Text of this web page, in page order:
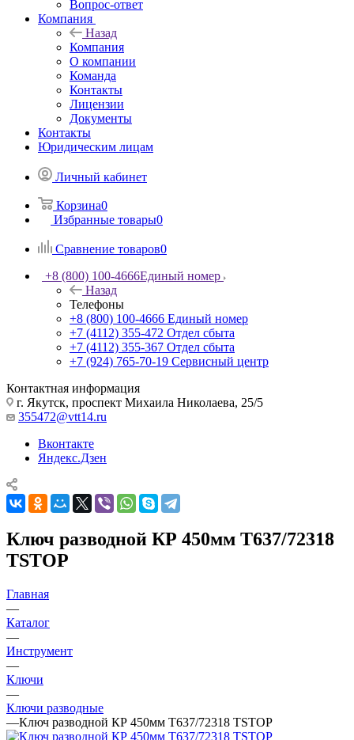
Вопрос-ответ
Компания
Назад
Компания
О компании
Команда
Контакты
Лицензии
Документы
Контакты
Юридическим лицам
Личный кабинет
Корзина0
Избранные товары0
Сравнение товаров0
+8 (800) 100-4666Единый номер
Назад
Телефоны
+8 (800) 100-4666 Единый номер
+7 (4112) 355-472 Отдел сбыта
+7 (4112) 355-367 Отдел сбыта
+7 (924) 765-70-19 Сервисный центр
Контактная информация
г. Якутск, проспект Михаила Николаева, 25/5
355472@vtt14.ru
Вконтакте
Яндекс.Дзен
Ключ разводной КР 450мм Т637/72318
TSTOP
Главная
—
Каталог
—
Инструмент
—
Ключи
—
Ключи разводные
—Ключ разводной КР 450мм Т637/72318 TSTOP